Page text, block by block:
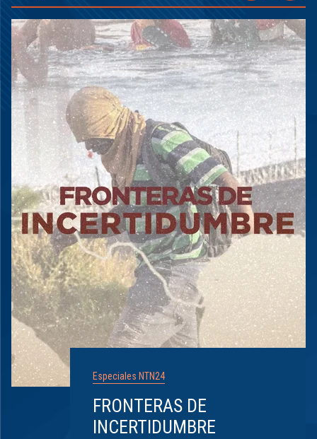
Especiales NTN24
FRONTERAS DE
INCERTIDUMBRE